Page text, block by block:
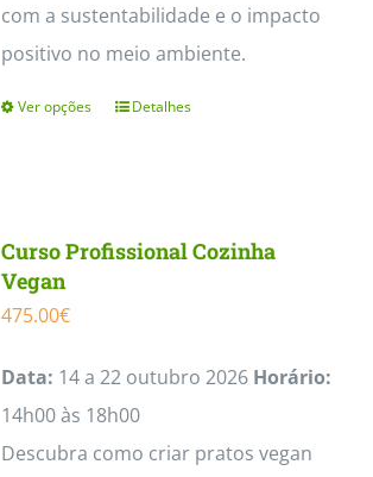
com a sustentabilidade e o impacto
positivo no meio ambiente.
Ver opções
This
variants.
may
be
chosen
Detalhes
Curso Profissional Cozinha
Vegan
475.00€
Data: 14 a 22 outubro 2026 Horário:
14h00 às 18h00
Descubra como criar pratos vegan